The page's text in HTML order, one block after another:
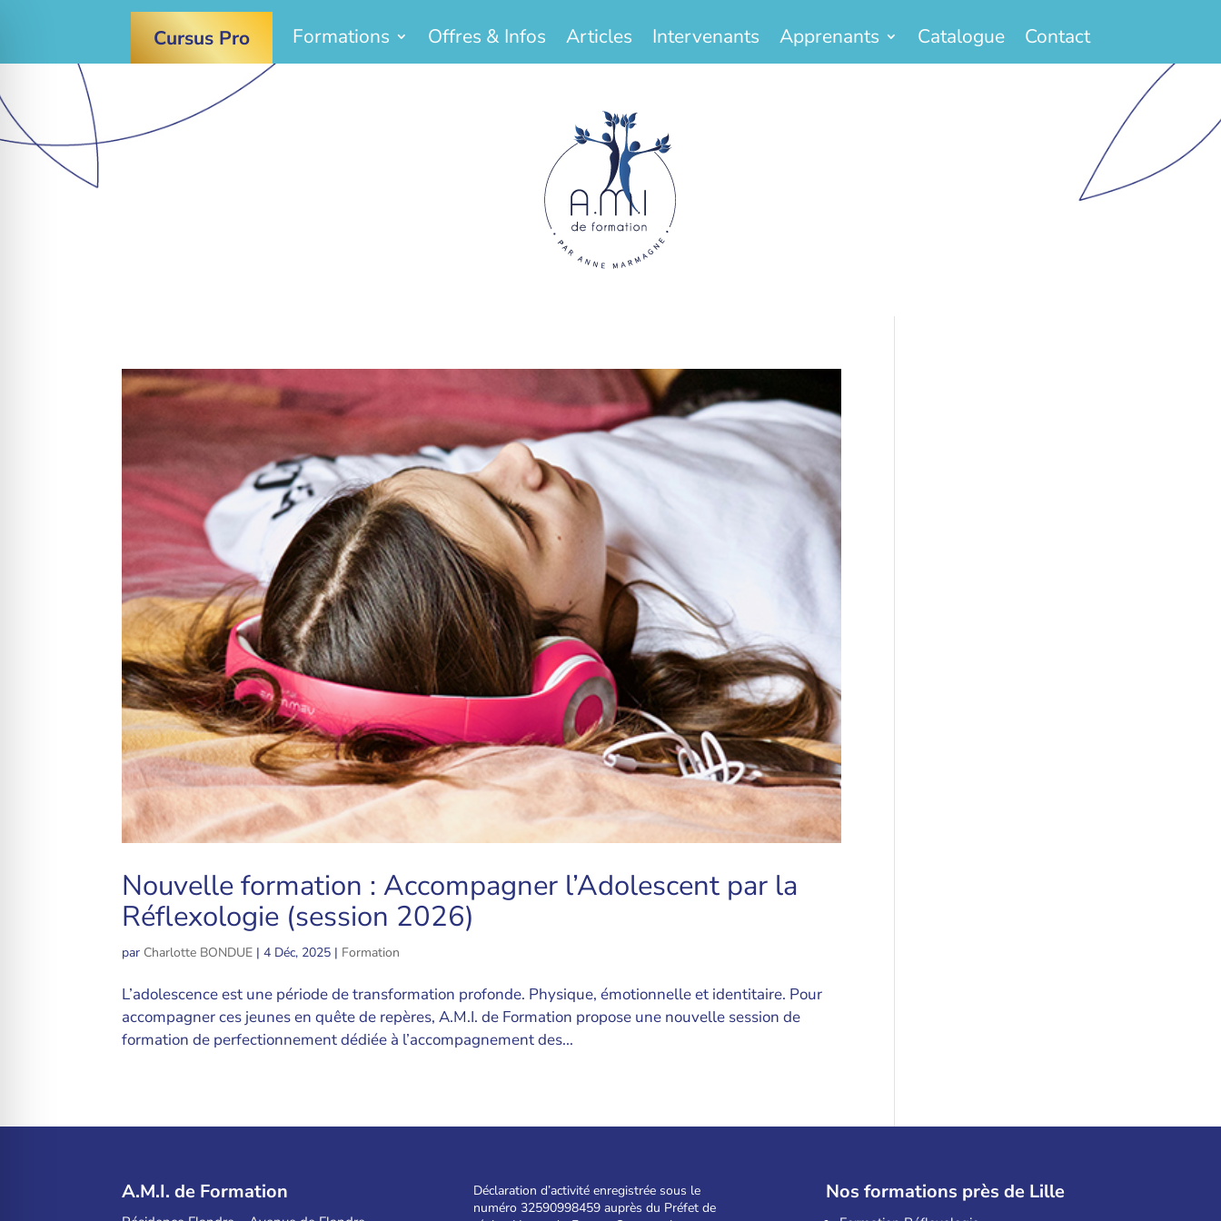
Cursus Pro Formations Offres & Infos Articles Intervenants Apprenants Catalogue Contact
Nouvelle formation : Accompagner l’Adolescent par la
Réflexologie (session 2026)
par Charlotte BONDUE |4 Déc, 2025 | Formation
L’adolescence est une période de transformation profonde. Physique, émotionnelle et identitaire. Pour
accompagner ces jeunes en quête de repères, A.M.I. de Formation propose une nouvelle session de
formation de perfectionnement dédiée à l’accompagnement des...
A.M.I. de Formation
Déclaration d’activité enregistrée sous le
numéro 32590998459 auprès du Préfet de
Nos formations près de Lille